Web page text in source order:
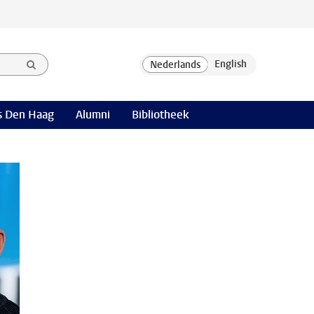
Den Haag Alumni Bibliotheek